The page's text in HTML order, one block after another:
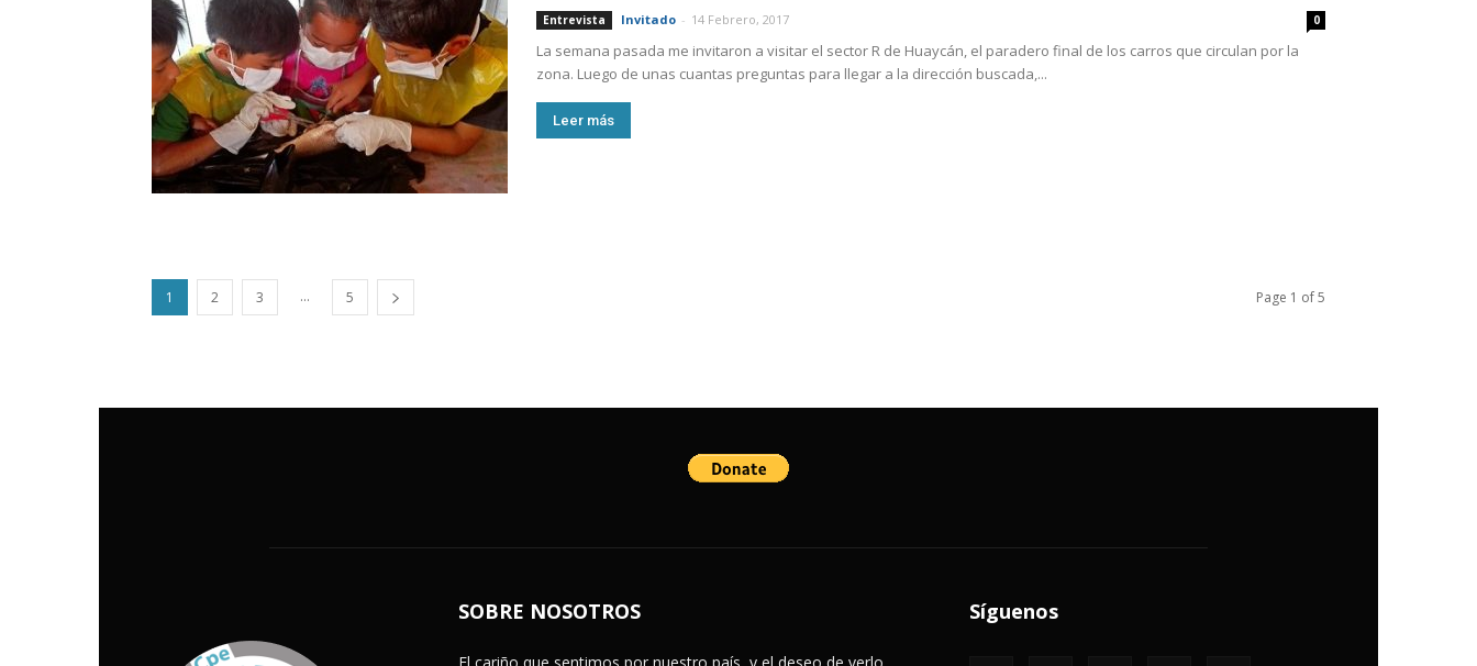
Entrevista Invitado - 14 Febrero, 2017 0
La semana pasada me invitaron a visitar el sector R de Huaycán, el paradero final de los carros que circulan por la
zona. Luego de unas cuantas preguntas para llegar a la dirección buscada,...
Leer más
1 2 3 ... 5 Page 1 of 5
SOBRE NOSOTROS Síguenos